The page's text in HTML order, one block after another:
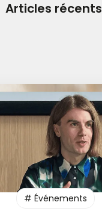
Articles récents
# Événements